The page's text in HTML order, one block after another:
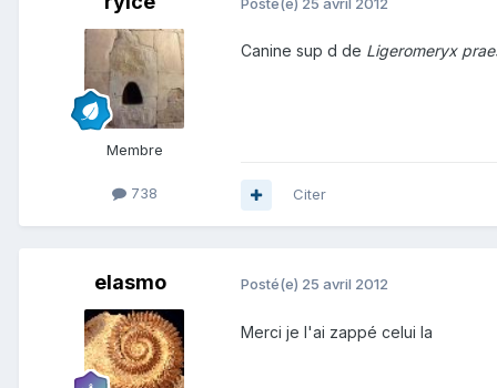
Membre
738
Canine sup d de Ligeromeryx
Citer
elasmo Posté(e) 25 avril 2012
Merci je l'ai zappé celui la